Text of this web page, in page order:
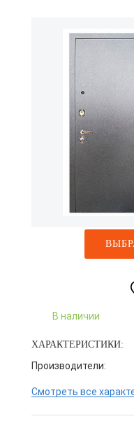
В наличии
ХАРАКТЕРИСТИКИ:
Производители:
Смотреть все